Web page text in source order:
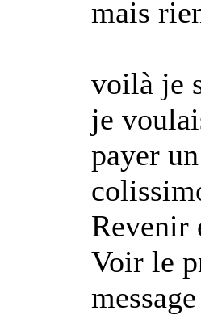
mais
voilà je
je
payer
Revenir
Voir le